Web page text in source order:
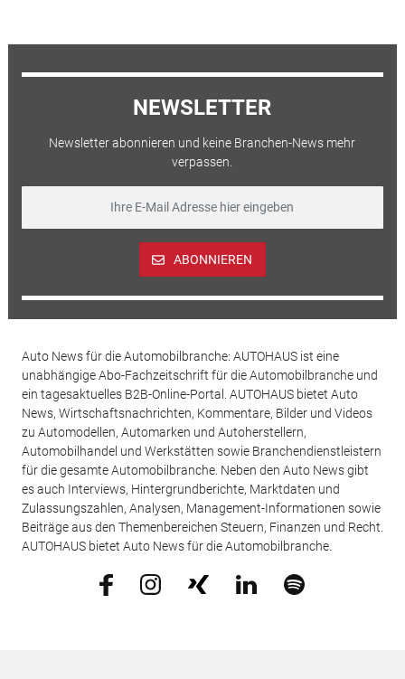
NEWSLETTER
Newsletter abonnieren und keine Branchen-News mehr
verpassen.
ABONNIEREN
Auto News für die Automobilbranche: AUTOHAUS ist eine
unabhängige Abo-Fachzeitschrift für die Automobilbranche und
ein tagesaktuelles B2B-Online-Portal. AUTOHAUS bietet Auto
News, Wirtschaftsnachrichten, Kommentare, Bilder und Videos
zu Automodellen, Automarken und Autoherstellern,
Automobilhandel und Werkstätten sowie Branchendienstleistern
für die gesamte Automobilbranche. Neben den Auto News gibt
es auch Interviews, Hintergrundberichte, Marktdaten und
Zulassungszahlen, Analysen, Management-Informationen sowie
Beiträge aus den Themenbereichen Steuern, Finanzen und Recht.
AUTOHAUS bietet Auto News für die Automobilbranche.